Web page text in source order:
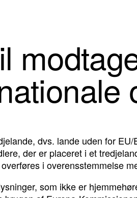
dvs. lande uden for
der er placeret i et
i overensstemmelse
som ikke er